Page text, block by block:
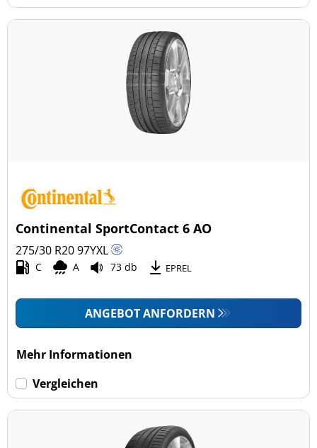
Continental SportContact 6 AO
275/30 R2097YXL
C A 73 db EPREL
ANGEBOT ANFORDERN
Mehr Informationen
Vergleichen